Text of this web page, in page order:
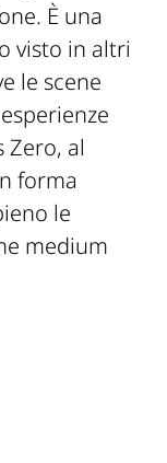
È una
visto in altri
le scene
Zero, al
forma
le
medium